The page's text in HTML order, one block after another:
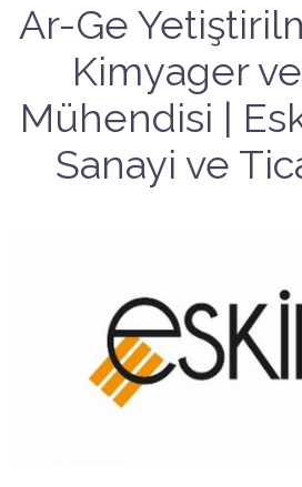
Ar-Ge
Kimyager
Mühendisi |
Sanayi ve